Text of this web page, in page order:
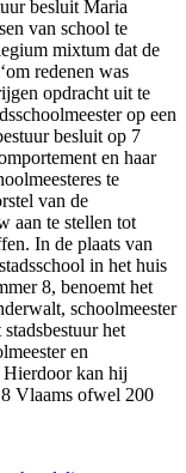
besluit Maria
van school te
mixtum dat de
redenen was
opdracht uit te
op een
besluit op 7
en haar
te
van de
aan te stellen tot
In de plaats van
in het huis
8, benoemt het
schoolmeester
het
en
Hierdoor kan hij
Vlaams ofwel 200